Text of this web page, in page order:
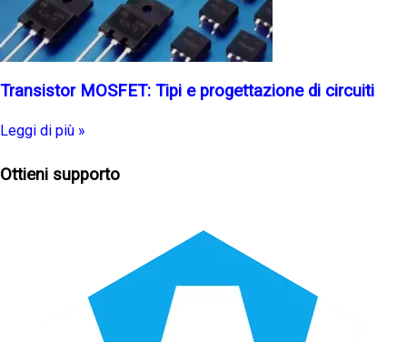
Transistor MOSFET: Tipi e progettazione di circuiti
Leggi di più »
Ottieni supporto